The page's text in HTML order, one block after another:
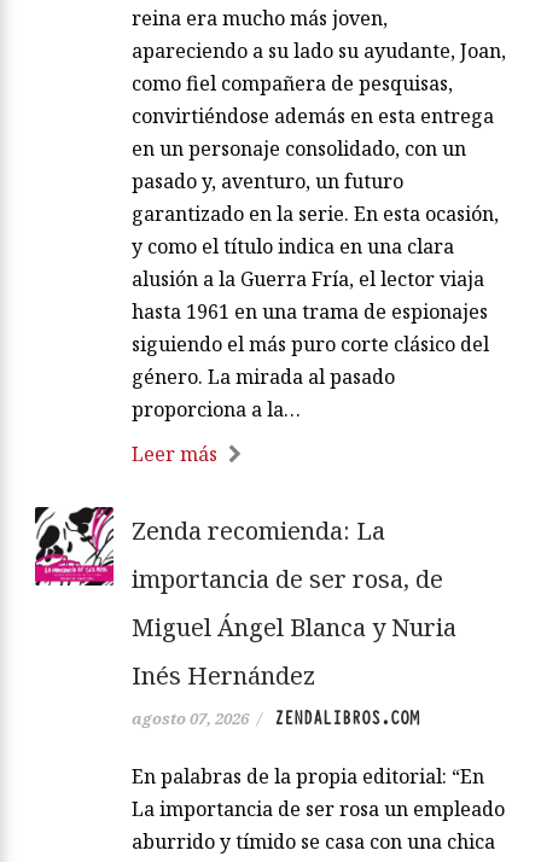
reina era mucho más joven,
apareciendo a su lado su ayudante, Joan,
como fiel compañera de pesquisas,
convirtiéndose además en esta entrega
en un personaje consolidado, con un
pasado y, aventuro, un futuro
garantizado en la serie. En esta ocasión,
y como el título indica en una clara
alusión a la Guerra Fría, el lector viaja
hasta 1961 en una trama de espionajes
siguiendo el más puro corte clásico del
género. La mirada al pasado
proporciona a la…
Leer más
Zenda recomienda: La
importancia de ser rosa, de
Miguel Ángel Blanca y Nuria
Inés Hernández
agosto 07, 2026 / ZENDALIBROS.COM
En palabras de la propia editorial: “En
La importancia de ser rosa un empleado
aburrido y tímido se casa con una chica